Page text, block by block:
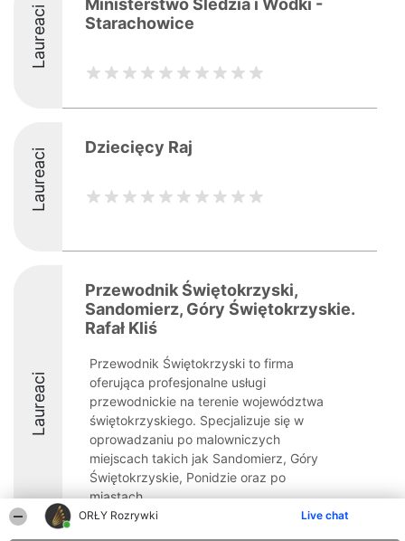
ORŁY Rozrywki Live chat
Laureaci
Ministerstwo Śledzia i Wódki -
Starachowice
Laureaci Dziecięcy Raj
Laureaci
Przewodnik Świętokrzyski,
Sandomierz, Góry Świętokrzyskie.
Rafał Kliś
Przewodnik Świętokrzyski to firma
oferująca profesjonalne usługi
przewodnickie na terenie województwa
świętokrzyskiego. Specjalizuje się w
oprowadzaniu po malowniczych
miejscach takich jak Sandomierz, Góry
Świętokrzyskie, Ponidzie oraz po
miastach, ...